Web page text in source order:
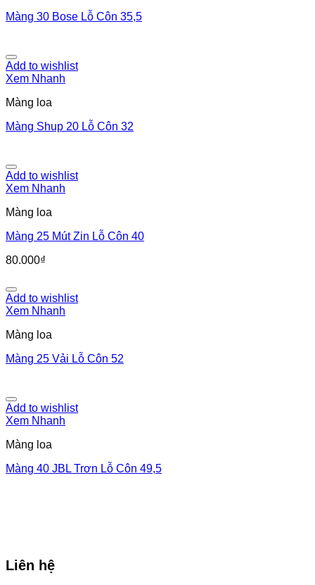
Màng 30 Bose Lỗ Côn 35,5
Add to wishlist
Xem Nhanh
Màng loa
Màng Shup 20 Lỗ Côn 32
Add to wishlist
Xem Nhanh
Màng loa
Màng 25 Mút Zin Lỗ Côn 40
80.000₫
Add to wishlist
Xem Nhanh
Màng loa
Màng 25 Vải Lỗ Côn 52
Add to wishlist
Xem Nhanh
Màng loa
Màng 40 JBL Trơn Lỗ Côn 49,5
Liên hệ